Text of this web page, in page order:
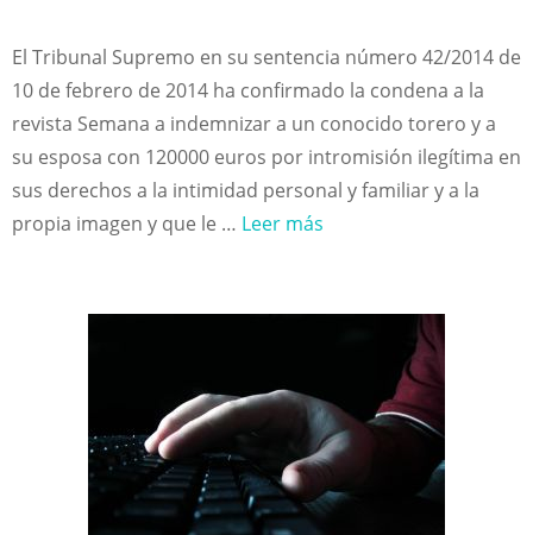
El Tribunal Supremo en su sentencia número 42/2014 de
10 de febrero de 2014 ha confirmado la condena a la
revista Semana a indemnizar a un conocido torero y a
su esposa con 120000 euros por intromisión ilegítima en
sus derechos a la intimidad personal y familiar y a la
propia imagen y que le … Leer más